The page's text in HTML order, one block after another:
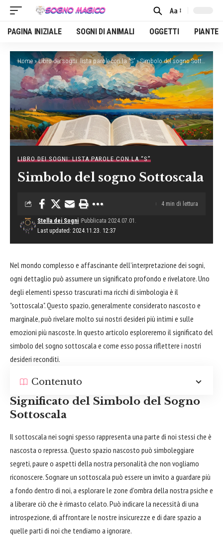
Font
Resizer
Aa
PAGINA INIZIALE SOGNI DI ANIMALI OGGETTI PIANTE
Home»Libro dei sogni: lista parole con la “S” »Simbolo del sogno Sottoscala
LIBRO DEI SOGNI: LISTA PAROLE CON LA “S”
Simbolo del sogno Sottoscala
Last updated: 2024.11.23. 12:37
Stella dei Sogni Pubblicata 2024.07.01.
4 min di lettura
Nel mondo complesso e affascinante dell’interpretazione dei sogni,
ogni dettaglio può assumere un significato profondo e rivelatore. Uno
degli elementi spesso trascurati ma ricchi di simbologia è il
"sottoscala". Questo spazio, generalmente considerato nascosto e
marginale, può rivelare molto sui nostri desideri più intimi e sulle
emozioni più nascoste. In questo articolo esploreremo il significato del
simbolo del sogno sottoscala e come esso possa riflettere i nostri
desideri reconditi.
Contenuto
Significato del Simbolo del Sogno
Sottoscala
Il sottoscala nei sogni spesso rappresenta una parte di noi stessi che è
nascosta o repressa. Questo spazio nascosto può simboleggiare
segreti, paure o aspetti della nostra personalità che non vogliamo
riconoscere. Sognare un sottoscala può essere un invito a guardare più
a fondo dentro di noi, a esplorare le zone d’ombra della nostra psiche e
a liberare ciò che è rimasto celato. Può indicare la necessità di una
introspezione, di affrontare le nostre insicurezze e di dare spazio a
quelle parti di noi che tendiamo a ignorare.